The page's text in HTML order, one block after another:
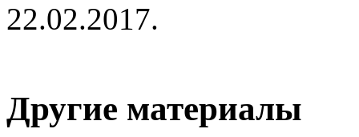
22.02.2017.
Другие материалы